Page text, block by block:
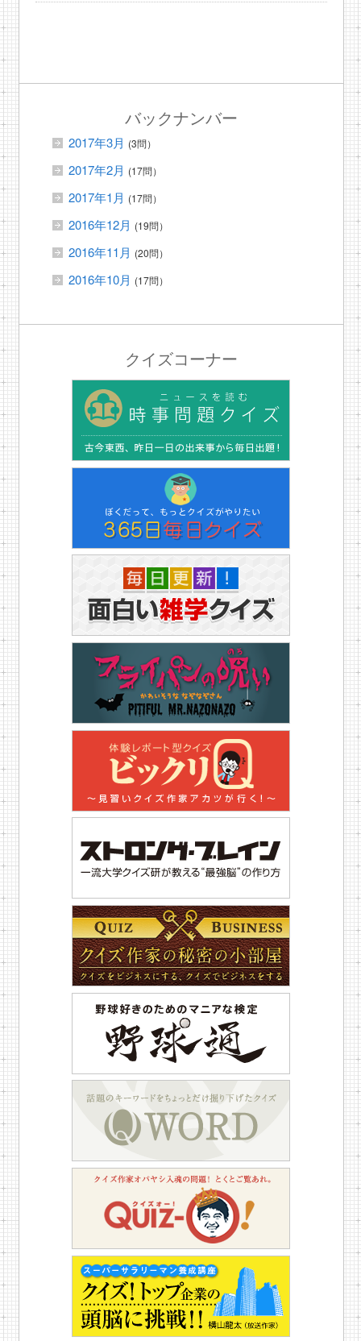
バックナンバー
2017年3月 (3問）
2017年2月 (17問）
2017年1月 (17問）
2016年12月 (19問）
2016年11月 (20問）
2016年10月 (17問）
クイズコーナー